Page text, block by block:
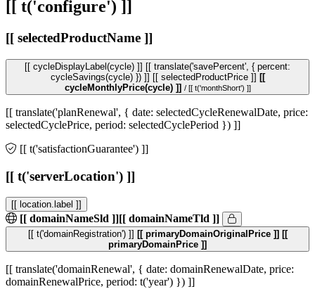
[[ t('configure') ]]
[[ selectedProductName ]]
[[ cycleDisplayLabel(cycle) ]] [[ translate('savePercent', { percent:
cycleSavings(cycle) }) ]] [[ selectedProductPrice ]] [[
cycleMonthlyPrice(cycle) ]] / [[ t('monthShort') ]]
[[ translate('planRenewal', { date: selectedCycleRenewalDate, price:
selectedCyclePrice, period: selectedCyclePeriod }) ]]
[[ t('satisfactionGuarantee') ]]
[[ t('serverLocation') ]]
[[ location.label ]]
[[ domainNameSld ]] [[ domainNameTld ]]
[[ t('domainRegistration') ]] [[ primaryDomainOriginalPrice ]] [[
primaryDomainPrice ]]
[[ translate('domainRenewal', { date: domainRenewalDate, price:
domainRenewalPrice, period: t('year') }) ]]